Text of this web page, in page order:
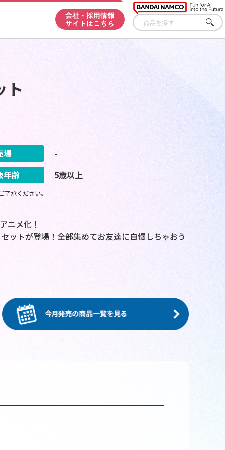
会社・採用情報
サイトはこちら
さが
す
ト
場
-
年齢
5歳以上
承ください。
ニメ化！
ットが登場！全部集めてお友達に自慢しちゃおう